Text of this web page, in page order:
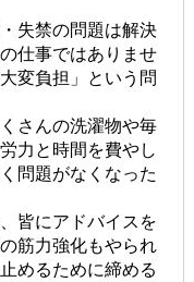
失禁の問題は解決
仕事ではありませ
変負担」という問
さんの洗濯物や毎
力と時間を費やし
問題がなくなった
皆にアドバイスを
筋力強化もやられ
めるために締める